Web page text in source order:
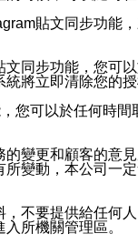
貼文同步功能
同步功能，您可
將立即清除您的
您可以於任何時
變更和顧客的意
變動，本公司一
不要提供給任何
所機關管理區。